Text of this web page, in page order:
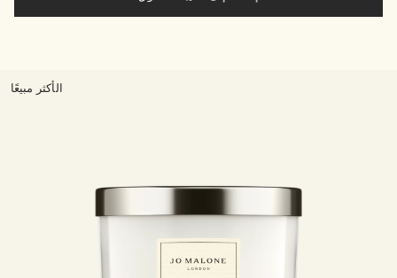
الأكثر مبيعًا